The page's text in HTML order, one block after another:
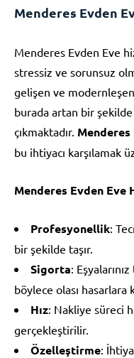
Menderes Evden
Menderes Evden Eve
stressiz ve sorunsuz
gelişen ve
burada artan bir
çıkmaktadır.
bu ihtiyacı karşılamak
Menderes Evden Eve
Profesyonellik:
bir şekilde taşır.
Sigorta:
böylece olası hasarlara
Hız: Nakliye süreci
gerçekleştirilir.
Özelleştirme: